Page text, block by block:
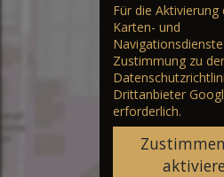
Für die Aktivierung
Karten- und
Zustimmung zu
Drittanbieter
erforderlich.